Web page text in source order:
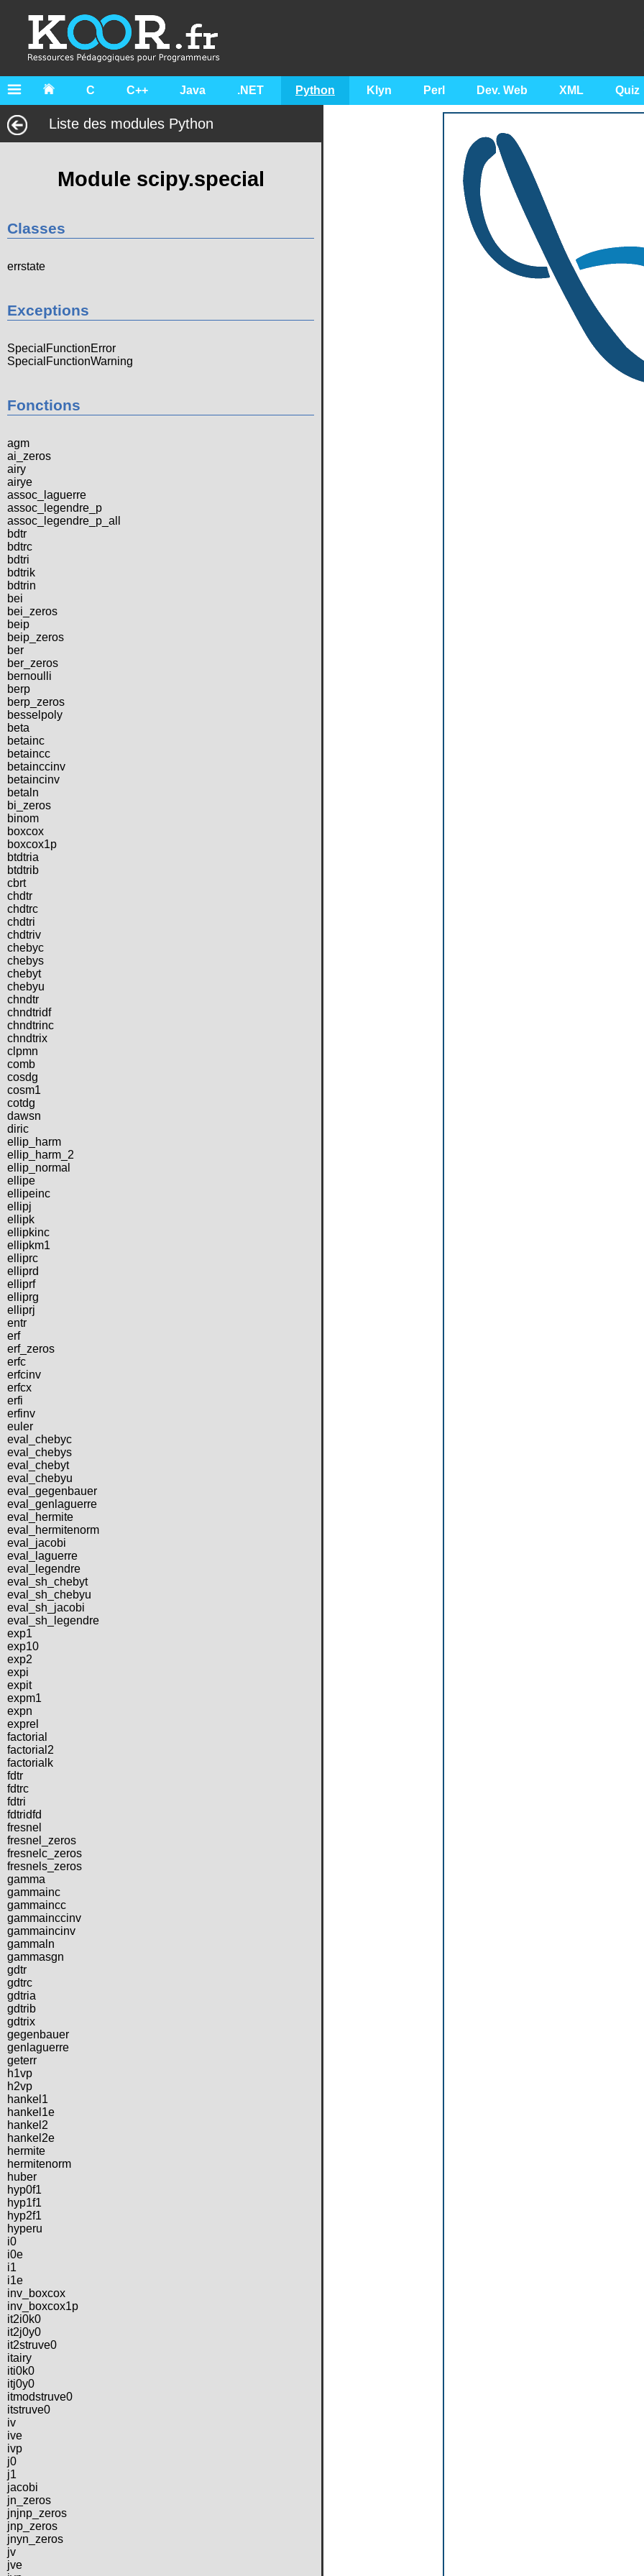
C C++ Java .NET Python Klyn Perl Dev. Web XML Quiz
Liste des modules Python
Module scipy.special
Classes
errstate
Exceptions
SpecialFunctionError
SpecialFunctionWarning
Fonctions
agm
ai_zeros
airy
airye
assoc_laguerre
assoc_legendre_p
assoc_legendre_p_all
bdtr
bdtrc
bdtri
bdtrik
bdtrin
bei
bei_zeros
beip
beip_zeros
ber
ber_zeros
bernoulli
berp
berp_zeros
besselpoly
beta
betainc
betaincc
betainccinv
betaincinv
betaln
bi_zeros
binom
boxcox
boxcox1p
btdtria
btdtrib
cbrt
chdtr
chdtrc
chdtri
chdtriv
chebyc
chebys
chebyt
chebyu
chndtr
chndtridf
chndtrinc
chndtrix
clpmn
comb
cosdg
cosm1
cotdg
dawsn
diric
ellip_harm
ellip_harm_2
ellip_normal
ellipe
ellipeinc
ellipj
ellipk
ellipkinc
ellipkm1
elliprc
elliprd
elliprf
elliprg
elliprj
entr
erf
erf_zeros
erfc
erfcinv
erfcx
erfi
erfinv
euler
eval_chebyc
eval_chebys
eval_chebyt
eval_chebyu
eval_gegenbauer
eval_genlaguerre
eval_hermite
eval_hermitenorm
eval_jacobi
eval_laguerre
eval_legendre
eval_sh_chebyt
eval_sh_chebyu
eval_sh_jacobi
eval_sh_legendre
exp1
exp10
exp2
expi
expit
expm1
expn
exprel
factorial
factorial2
factorialk
fdtr
fdtrc
fdtri
fdtridfd
fresnel
fresnel_zeros
fresnelc_zeros
fresnels_zeros
gamma
gammainc
gammaincc
gammainccinv
gammaincinv
gammaln
gammasgn
gdtr
gdtrc
gdtria
gdtrib
gdtrix
gegenbauer
genlaguerre
geterr
h1vp
h2vp
hankel1
hankel1e
hankel2
hankel2e
hermite
hermitenorm
huber
hyp0f1
hyp1f1
hyp2f1
hyperu
i0
i0e
i1
i1e
inv_boxcox
inv_boxcox1p
it2i0k0
it2j0y0
it2struve0
itairy
iti0k0
itj0y0
itmodstruve0
itstruve0
iv
ive
ivp
j0
j1
jacobi
jn_zeros
jnjnp_zeros
jnp_zeros
jnyn_zeros
jv
jve